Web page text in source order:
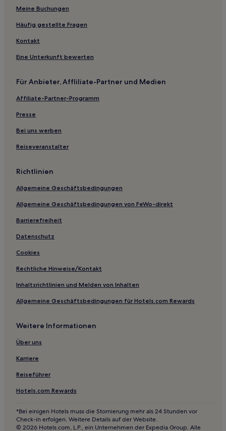
Hotels nahe Strand von Cotoncello
San Giusto Hotels
Hotels nahe Monte Maolo
Hotels nahe Archäologisches Museum
Hotels nahe Villa of San Martino
Hotels nahe Strand Margidore
La Pesta Hotels
Hotels nahe Spiaggia di Nisportino
Hotels nahe Strand von Morcone
Patresi Hotels
Hotels nahe Strand von Sant’Andrea
Belvedere Hotels
Marmi Hotels
Le Rocchette Hotels
Suvereto Hotels
Hotels nahe Monte Capanne
Campiglia Marittima Hotels
Campo nell'Elba Hotels
La Bandita Hotels
Hotels nahe Strand der Turm
La Pila Hotels
San Vincenzo Hotels
Sant'ilario in Campo Hotels
Capo D'arco Hotels
Hotels nahe Mineralienpark von Elba
Meine Buchungen
Häufig gestellte Fragen
Kontakt
Eine Unterkunft bewerten
Für Anbieter, Affliliate-Partner und Medien
Affiliate-Partner-Programm
Presse
Bei uns werben
Reiseveranstalter
Richtlinien
Allgemeine Geschäftsbedingungen
Allgemeine Geschäftsbedingungen von FeWo-direkt
Barrierefreiheit
Datenschutz
Cookies
Rechtliche Hinweise/Kontakt
Inhaltsrichtlinien und Melden von Inhalten
Allgemeine Geschäftsbedingungen für Hotels.com Rewards
Weitere Informationen
Über uns
Karriere
Reiseführer
Hotels.com Rewards
*Bei einigen Hotels muss die Stornierung mehr als 24 Stunden vor
Check-in erfolgen. Weitere Details auf der Website.
© 2026 Hotels.com, L.P., ein Unternehmen der Expedia Group. Alle